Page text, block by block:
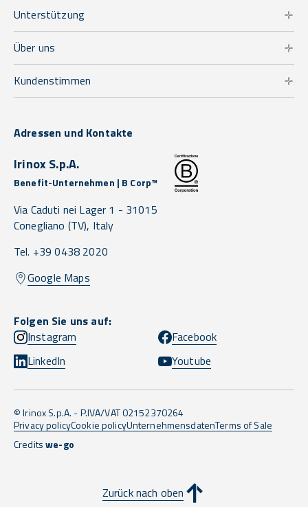
Unterstützung
Über uns
Kundenstimmen
Adressen und Kontakte
Irinox S.p.A.
Benefit-Unternehmen | B Corp™
Via Caduti nei Lager 1 - 31015
Conegliano (TV), Italy
Tel. +39 0438 2020
Google Maps
Folgen Sie uns auf:
Instagram
Facebook
LinkedIn
Youtube
© Irinox S.p.A. - P.IVA/VAT 02152370264
Privacy policyCookie policyUnternehmensdatenTerms of Sale
Creditswe-go
Zurück nach oben